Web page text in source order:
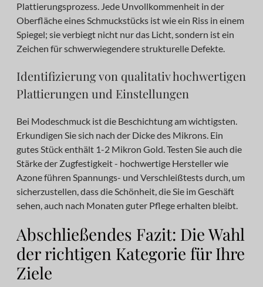
Plattierungsprozess. Jede Unvollkommenheit in der
Oberfläche eines Schmuckstücks ist wie ein Riss in einem
Spiegel; sie verbiegt nicht nur das Licht, sondern ist ein
Zeichen für schwerwiegendere strukturelle Defekte.
Identifizierung von qualitativ hochwertigen
Plattierungen und Einstellungen
Bei Modeschmuck ist die Beschichtung am wichtigsten.
Erkundigen Sie sich nach der Dicke des Mikrons. Ein
gutes Stück enthält 1-2 Mikron Gold. Testen Sie auch die
Stärke der Zugfestigkeit - hochwertige Hersteller wie
Azone führen Spannungs- und Verschleißtests durch, um
sicherzustellen, dass die Schönheit, die Sie im Geschäft
sehen, auch nach Monaten guter Pflege erhalten bleibt.
Abschließendes Fazit: Die Wahl
der richtigen Kategorie für Ihre
Ziele